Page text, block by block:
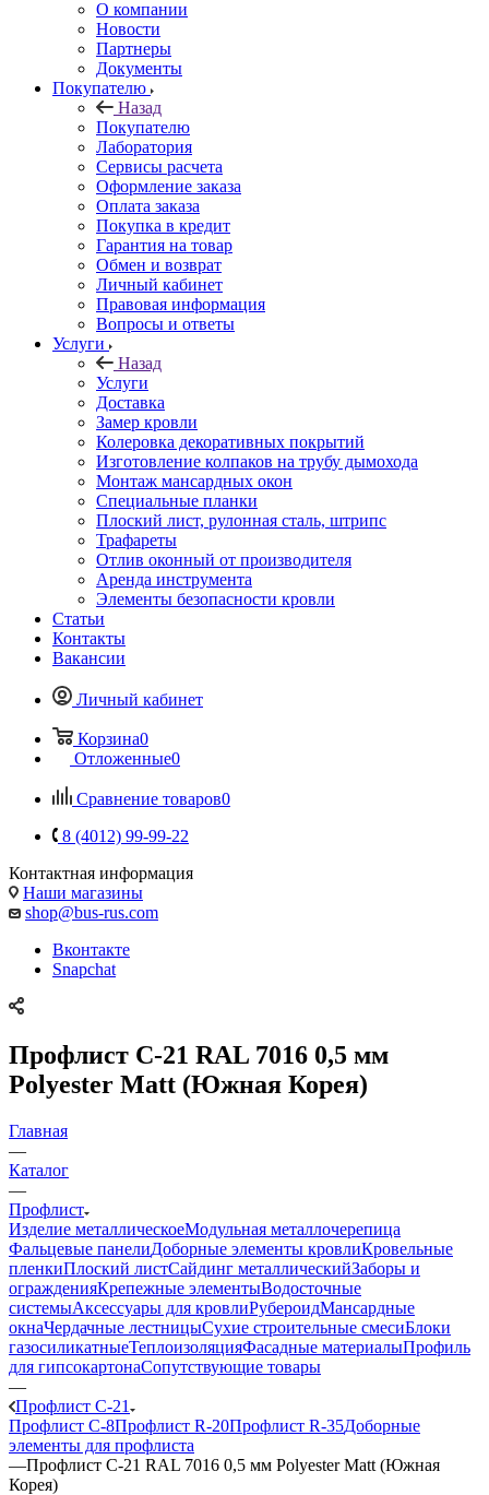
О компании
Новости
Партнеры
Документы
Покупателю
Назад
Покупателю
Лаборатория
Сервисы расчета
Оформление заказа
Оплата заказа
Покупка в кредит
Гарантия на товар
Обмен и возврат
Личный кабинет
Правовая информация
Вопросы и ответы
Услуги
Назад
Услуги
Доставка
Замер кровли
Колеровка декоративных покрытий
Изготовление колпаков на трубу дымохода
Монтаж мансардных окон
Специальные планки
Плоский лист, рулонная сталь, штрипс
Трафареты
Отлив оконный от производителя
Аренда инструмента
Элементы безопасности кровли
Статьи
Контакты
Вакансии
Личный кабинет
Корзина0
Отложенные0
Сравнение товаров0
8 (4012) 99-99-22
Контактная информация
Наши магазины
shop@bus-rus.com
Вконтакте
Snapchat
Профлист C-21 RAL 7016 0,5 мм
Polyester Matt (Южная Корея)
Главная
—
Каталог
—
Профлист
Изделие металлическоеМодульная металлочерепица
Фальцевые панелиДоборные элементы кровлиКровельные
пленкиПлоский листСайдинг металлическийЗаборы и
огражденияКрепежные элементыВодосточные
системыАксессуары для кровлиРубероидМансардные
окнаЧердачные лестницыСухие строительные смесиБлоки
газосиликатныеТеплоизоляцияФасадные материалыПрофиль
для гипсокартонаСопутствующие товары
—
Профлист C-21
Профлист C-8Профлист R-20Профлист R-35Доборные
элементы для профлиста
—Профлист C-21 RAL 7016 0,5 мм Polyester Matt (Южная
Корея)